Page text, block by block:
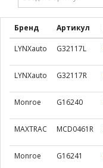
Бренд Артикул
LYNXauto G32117L
LYNXauto G32117R
Monroe G16240
MAXTRAC MCD0461R
Monroe G16241